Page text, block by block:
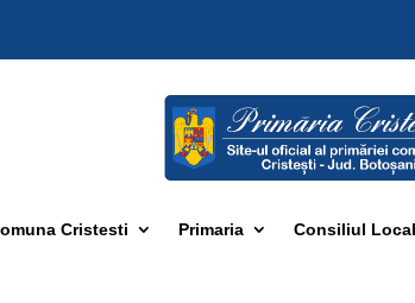
Cristesti Primaria Consiliul Local